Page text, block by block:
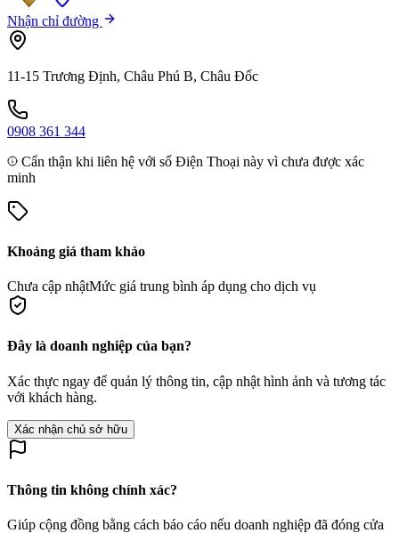
Nhận chỉ đường
11-15 Trương Định, Châu Phú B, Châu Đốc
0908 361 344
Cẩn thận khi liên hệ với số Điện Thoại này vì chưa được xác
minh
Khoảng giá tham khảo
Chưa cập nhậtMức giá trung bình áp dụng cho dịch vụ
Đây là doanh nghiệp của bạn?
Xác thực ngay để quản lý thông tin, cập nhật hình ảnh và tương tác
với khách hàng.
Xác nhận chủ sở hữu
Thông tin không chính xác?
Giúp cộng đồng bằng cách báo cáo nếu doanh nghiệp đã đóng cửa